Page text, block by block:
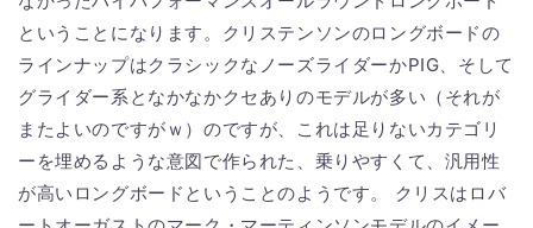
ということになります。クリステンソンのロングボードの
ラインナップはクラシックなノーズライダーかPIG、そして
グライダー系となかなかクセありのモデルが多い（それが
またよいのですがｗ）のですが、これは足りないカテゴリ
ーを埋めるような意図で作られた、乗りやすくて、汎用性
が高いロングボードということのようです。 クリスはロバ